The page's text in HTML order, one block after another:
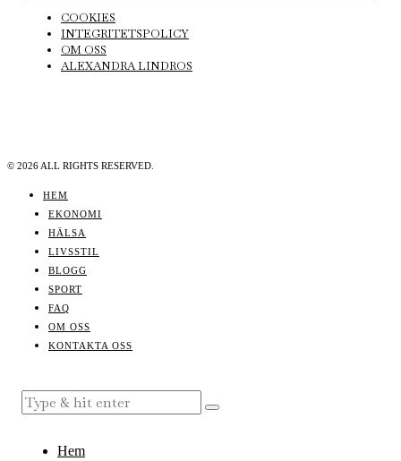
COOKIES
INTEGRITETSPOLICY
OM OSS
ALEXANDRA LINDROS
© 2026 ALL RIGHTS RESERVED.
HEM
EKONOMI
HÄLSA
LIVSSTIL
BLOGG
SPORT
FAQ
OM OSS
KONTAKTA OSS
Hem